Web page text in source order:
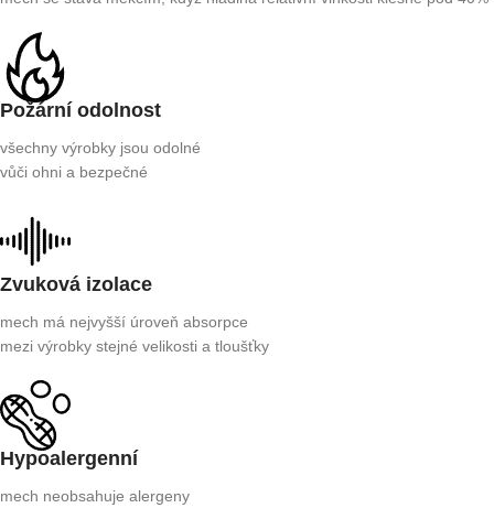
Požární odolnost
všechny výrobky jsou odolné
vůči ohni a bezpečné
Zvuková izolace
mech má nejvyšší úroveň absorpce
mezi výrobky stejné velikosti a tloušťky
Hypoalergenní
mech neobsahuje alergeny